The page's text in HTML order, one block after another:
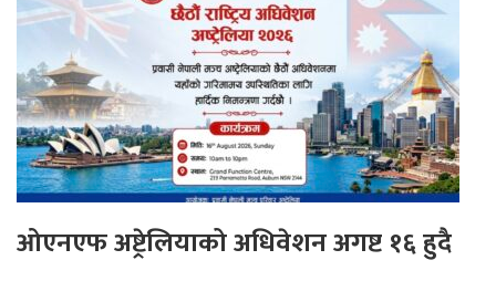
ओएनएफ अष्ट्रेलियाको अधिवेशन अगष्ट १६ हुदै